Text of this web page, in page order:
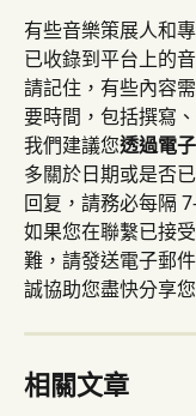
有些音樂策展人和
已收錄到平台上的
請記住，有些內容
要時間，包括撰寫
我們建議您透過電
多關於日期或是否
回复，請務必每隔
如果您在聯繫已接
難，請發送電子郵
誠協助您盡快分享
相關文章